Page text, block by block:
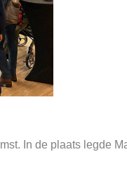
In de plaats legde